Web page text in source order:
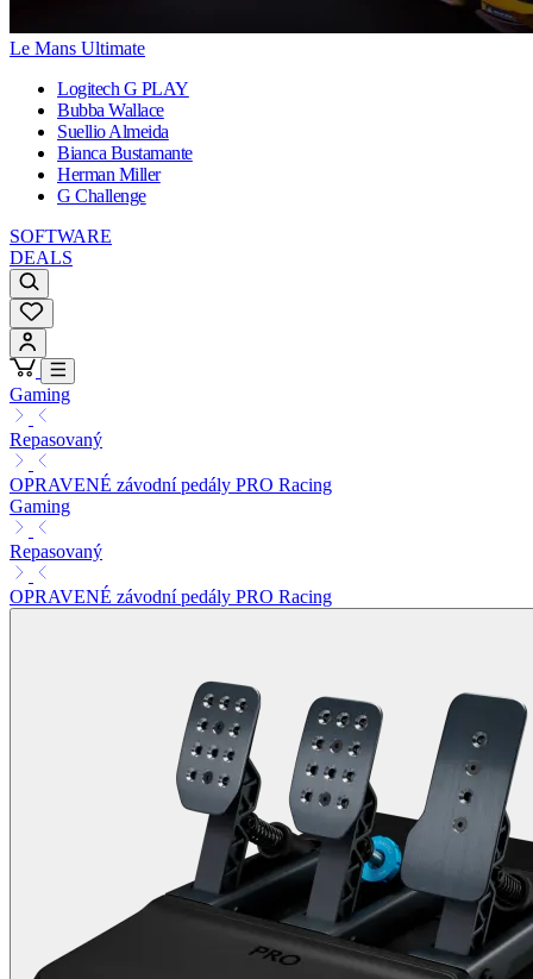
Le Mans Ultimate
Logitech G PLAY
Bubba Wallace
Suellio Almeida
Bianca Bustamante
Herman Miller
G Challenge
SOFTWARE
DEALS
Gaming
Repasovaný
OPRAVENÉ závodní pedály PRO Racing
Gaming
Repasovaný
OPRAVENÉ závodní pedály PRO Racing